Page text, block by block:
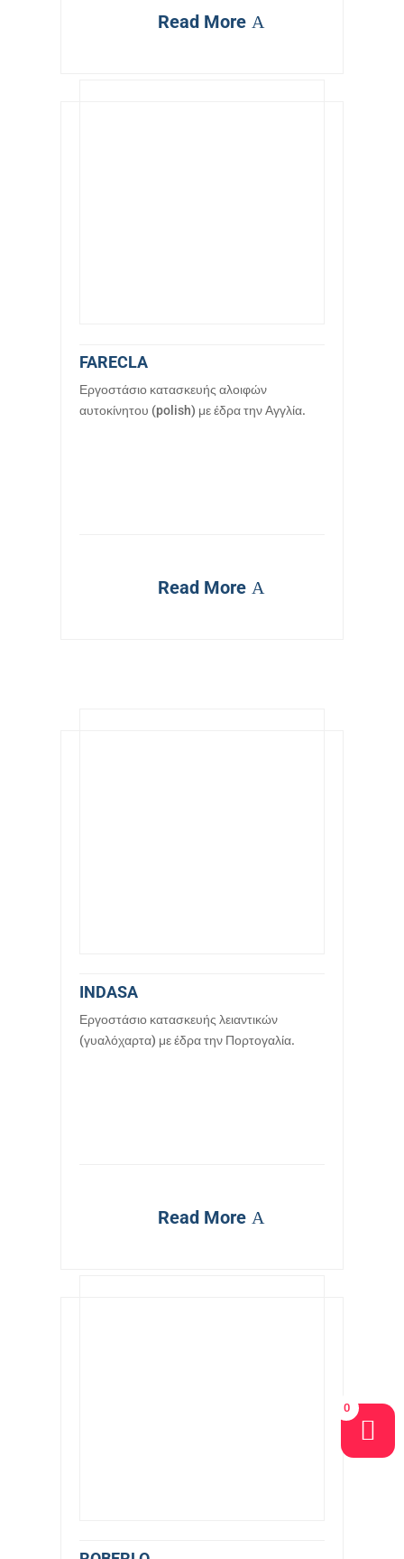
Read More
FARECLA
Εργοστάσιο κατασκευής αλοιφών
αυτοκίνητου (polish) με έδρα την Αγγλία.
Read More
INDASA
Εργοστάσιο κατασκευής λειαντικών
(γυαλόχαρτα) με έδρα την Πορτογαλία.
Read More
0